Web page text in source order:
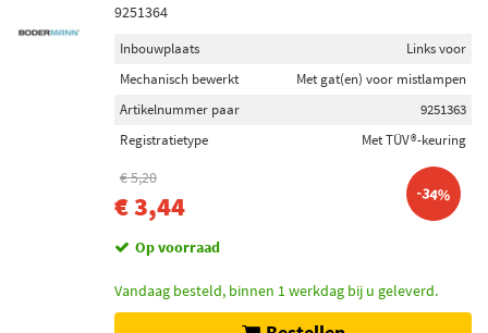
9251364
Inbouwplaats
Links voor
Mechanisch bewerkt
Met gat(en) voor mistlampen
Artikelnummer paar
9251363
Registratietype
Met TÜV®-keuring
€ 5,20
€ 3,44 -34%
Op voorraad
Vandaag besteld, binnen 1 werkdag bij u geleverd.